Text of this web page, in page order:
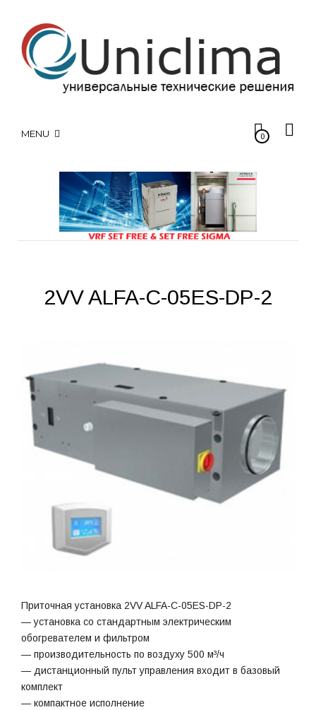
MENU 0
2VV ALFA-C-05ES-DP-2
Приточная установка 2VV ALFA-C-05ES-DP-2
— установка со стандартным электрическим
обогревателем и фильтром
— производительность по воздуху 500 м³/ч
— дистанционный пульт управления входит в базовый
комплект
— компактное исполнение